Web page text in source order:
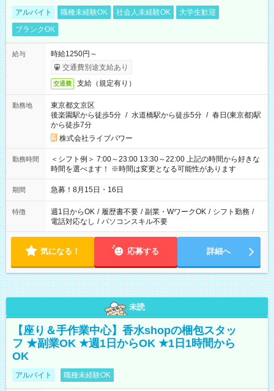
アルバイト 職種未経験OK 社会人未経験OK
大学生歓迎
ブランクOK
給与
時給1250円～
交通費別途支給あり
交通費 支給（規定有り）
勤務地
東京都文京区
後楽園駅から徒歩5分 / 水道橋駅から徒歩5分 / 春日(東京都)駅
から徒歩7分
株式会社ライブパワー
勤務時間
＜シフト例＞ 7:00～23:00 13:30～22:00 上記の時間から好きな
時間を選べます！ ※時間は変更となる可能性があります
期間 急募！8月15日・16日
特徴 週1日からOK / 履歴書不要 / 副業・WワークOK / シフト勤務 /
電話対応なし / パソコンスキル不要
気になる！ 応募する 詳細へ
未読
【座り＆手作業中心】香水shopの梱包スタッ
フ ★副業OK ★週1日からOK ★1日1時間から
OK
アルバイト 職種未経験OK